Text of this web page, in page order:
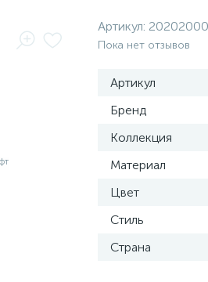
Артикул:
Пока нет отзывов
Артикул
Бренд
Коллекция
Материал
Цвет
Стиль
Страна